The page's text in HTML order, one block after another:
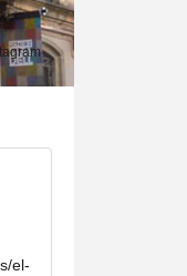
el-